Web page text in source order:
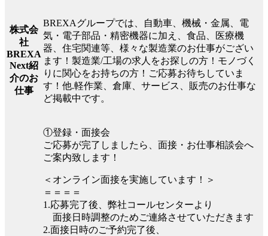
株式会
社
BREXA
Next紹
介のお
仕事
BREXAグループでは、自動車、機械・金属、電
気・電子部品・精密機器に加え、食品、医療機
器、住宅関連等、様々な製造業のお仕事がござい
ます！製造業/工場の求人をお探しの方！モノづく
りに関心をお持ちの方！ご応募お待ちしていま
す！他.軽作業、倉庫、サービス、販売のお仕事な
ど掲載中です。
①登録・面接会
ご応募が完了しましたら、面接・お仕事相談会へ
ご案内致します！
＜オンライン面接を実施しています！＞
＝＝＝＝
1.応募完了後、弊社コールセンターより
面接日時調整のためご連絡させていただきます
2.面接日時のご予約完了後、